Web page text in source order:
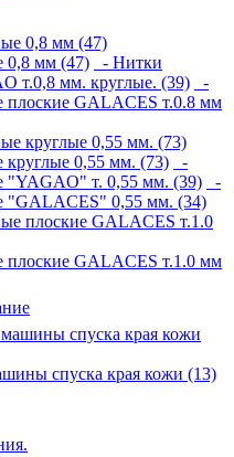
0,8 мм (47)
- Нитки
т.0,8 мм. круглые. (39)
-
GALACES т.0.8 мм
0,55 мм. (73)
-
"YAGAO" т. 0,55 мм. (39)
-
"GALACES" 0,55 мм. (34)
GALACES т.1.0 мм
спуска края кожи (13)